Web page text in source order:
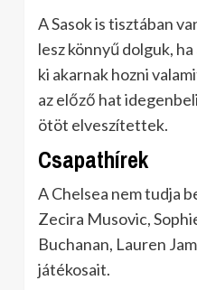
A Sasok is tisztában
lesz könnyű dolguk,
ki akarnak hozni
az előző hat
ötöt elveszítettek.
Csapathírek
A Chelsea nem tudja
Zecira Musovic,
Buchanan, Lauren
játékosait.